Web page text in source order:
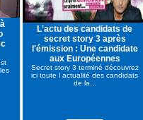
L'actu des candidats de
secret story 3 après
l'émission : Une candidate
aux Européennes
Secret story 3 terminé découvrez
ici toute l actualité des candidats
de la...